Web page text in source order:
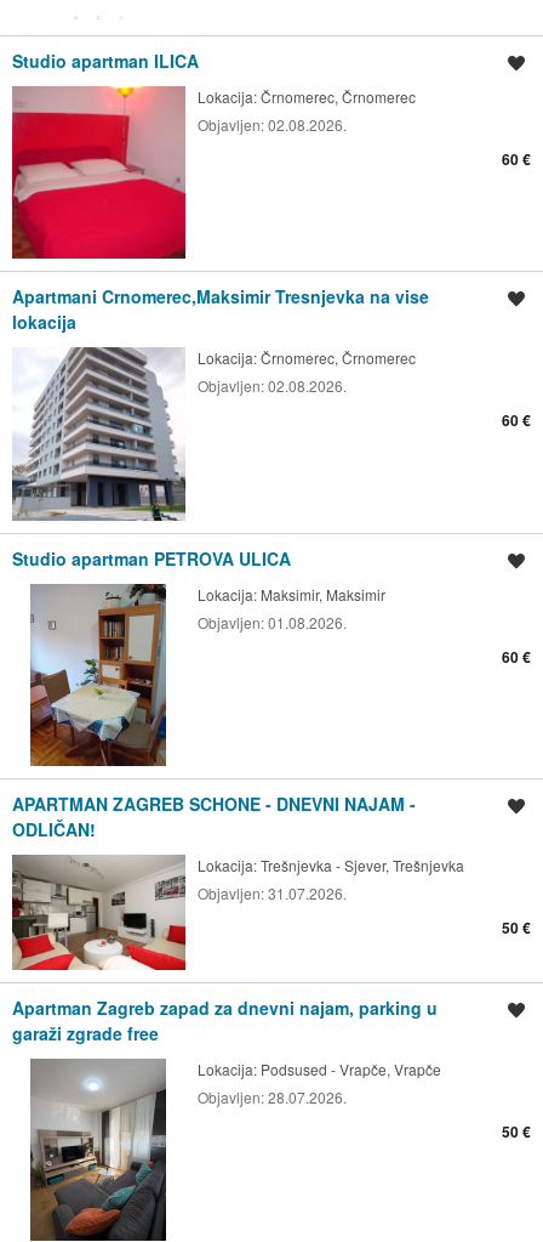
Studio apartman ILICA
Lokacija:Črnomerec, Črnomerec
Objavljen:02.08.2026.
60 €
Apartmani Crnomerec,Maksimir Tresnjevka na vise
lokacija
Lokacija:Črnomerec, Črnomerec
Objavljen:02.08.2026.
60 €
Studio apartman PETROVA ULICA
Lokacija: Maksimir, Maksimir
Objavljen:01.08.2026.
60 €
APARTMAN ZAGREB SCHONE - DNEVNI NAJAM -
ODLIČAN!
Lokacija:Trešnjevka - Sjever, Trešnjevka
Objavljen:31.07.2026.
50 €
Apartman Zagreb zapad za dnevni najam, parking u
garaži zgrade free
Lokacija: Podsused - Vrapče, Vrapče
Objavljen:28.07.2026.
50 €